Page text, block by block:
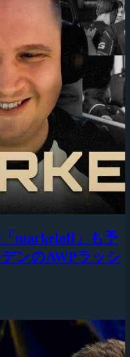
markeloff」も予
ンのAWPラッシ